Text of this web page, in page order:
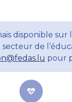
disponible sur
de
pour